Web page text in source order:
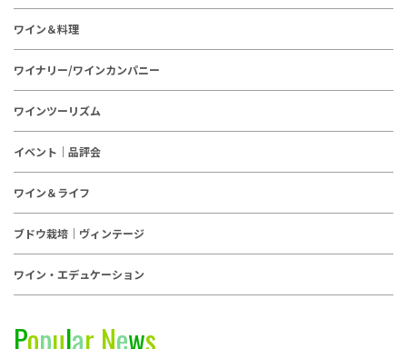
ワイン＆料理
ワイナリー/ワインカンパニー
ワインツーリズム
イベント｜品評会
ワイン＆ライフ
ブドウ栽培｜ヴィンテージ
ワイン・エデュケーション
Popular News